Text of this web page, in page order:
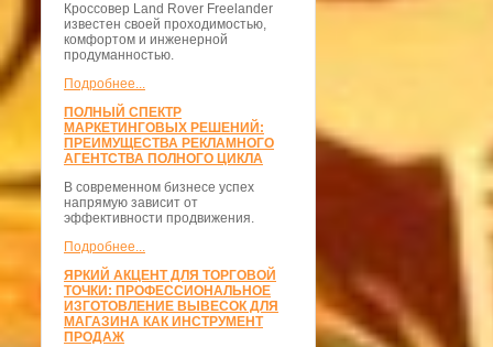
Кроссовер Land Rover Freelander
известен своей проходимостью,
комфортом и инженерной
продуманностью.
Подробнее...
ПОЛНЫЙ СПЕКТР
МАРКЕТИНГОВЫХ РЕШЕНИЙ:
ПРЕИМУЩЕСТВА РЕКЛАМНОГО
АГЕНТСТВА ПОЛНОГО ЦИКЛА
В современном бизнесе успех
напрямую зависит от
эффективности продвижения.
Подробнее...
ЯРКИЙ АКЦЕНТ ДЛЯ ТОРГОВОЙ
ТОЧКИ: ПРОФЕССИОНАЛЬНОЕ
ИЗГОТОВЛЕНИЕ ВЫВЕСОК ДЛЯ
МАГАЗИНА КАК ИНСТРУМЕНТ
ПРОДАЖ